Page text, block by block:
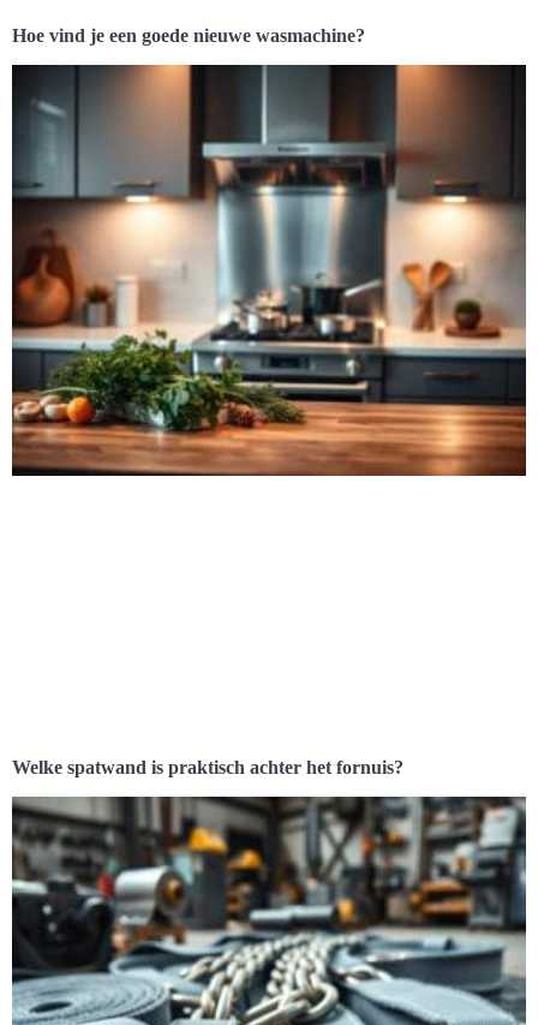
Hoe vind je een goede nieuwe wasmachine?
Welke spatwand is praktisch achter het fornuis?